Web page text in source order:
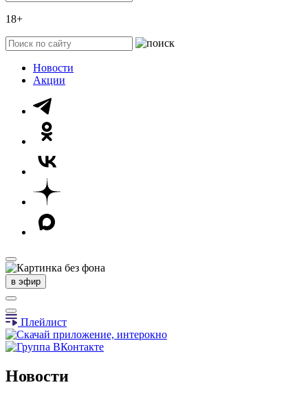
18+
Новости
Акции
в эфир
Плейлист
Новости